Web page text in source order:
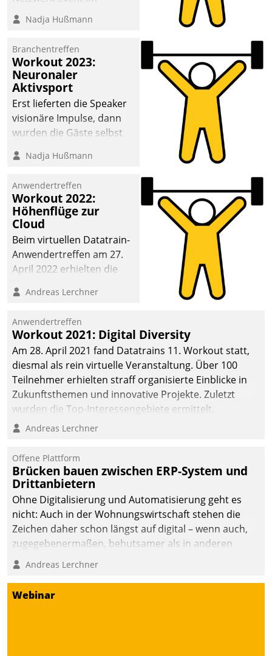
Kunden- und Partnerkreis
statt. Zentrale Frage: Wie
Mammutprojekte
meistern und Workloads
wuppen – bei zunehmend
anspruchsvollen
Aufgaben und
abnehmendem
Nadja Hußmann
Branchentreffen
Workout 2023:
Neuronaler
Aktivsport
Erst lieferten die Speaker
visionäre Impulse, dann
wurden die Gäste selbst
methodisch
Quartier. Dazwischen
zeigte Datatrain, was es
Neues zu bieten hat.
Nadja Hußmann
Anwendertreffen
Workout 2022:
Höhenflüge zur
Cloud
Beim virtuellen Datatrain-
Anwendertreffen am 27.
April 2022 erhielten die
Teilnehmer kurzweilige
Cloud-Strategien und -
Lösungen mit hohem
Zukunftspotenzial.
Andreas Lerchner
Anwendertreffen
Workout 2021: Digital Diversity
Am 28. April 2021 fand Datatrains 11. Workout statt,
diesmal als rein virtuelle Veranstaltung. Über 100
Teilnehmer erhielten straff organisierte Einblicke in
Zukunftsthemen und innovative Projekte. Zuletzt
wurden die Top-Interessengebiete ermittelt.
Andreas Lerchner
Offene Plattform
Brücken bauen zwischen ERP-System und
Drittanbietern
Ohne Digitalisierung und Automatisierung geht es
nicht: Auch in der Wohnungswirtschaft stehen die
Zeichen daher schon längst auf digital – wenn auch,
zugegebenermaßen, behutsamer als in anderen
Branchen.
Andreas Lerchner
Webinar